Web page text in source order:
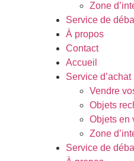
Zone
Service de
À propos
Contact
Accueil
Service d’achat
Vendre
Objets
Objets en
Zone
Service de